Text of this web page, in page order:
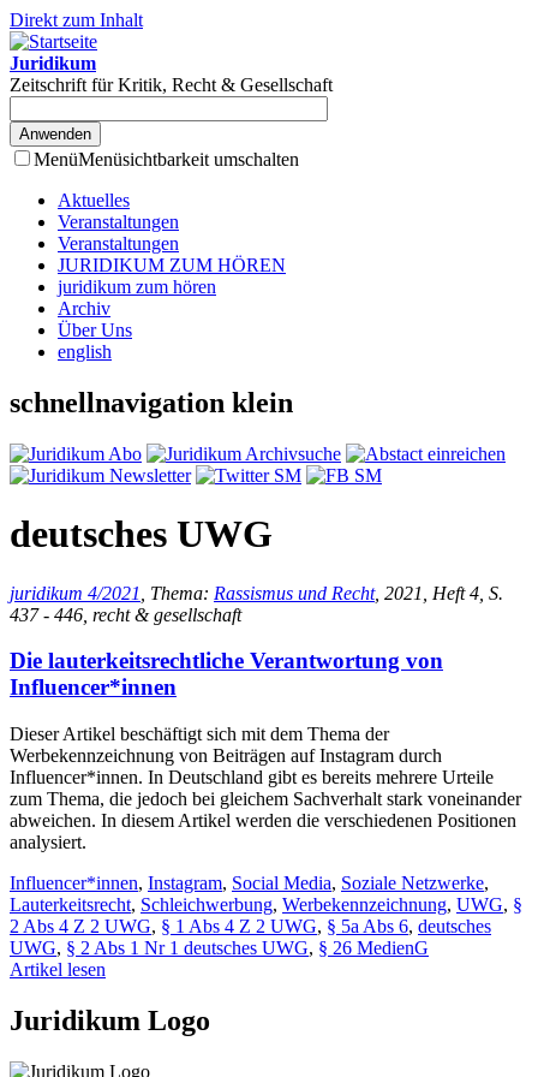
Direkt zum Inhalt
Juridikum
Zeitschrift für Kritik, Recht & Gesellschaft
MenüMenüsichtbarkeit umschalten
Aktuelles
Veranstaltungen
Veranstaltungen
JURIDIKUM ZUM HÖREN
juridikum zum hören
Archiv
Über Uns
english
schnellnavigation klein
deutsches UWG
juridikum 4/2021 , Thema: Rassismus und Recht, 2021, Heft 4, S.
437 - 446, recht & gesellschaft
Die lauterkeitsrechtliche Verantwortung von
Influencer*innen
Dieser Artikel beschäftigt sich mit dem Thema der
Werbekennzeichnung von Beiträgen auf Instagram durch
Influencer*innen. In Deutschland gibt es bereits mehrere Urteile
zum Thema, die jedoch bei gleichem Sachverhalt stark voneinander
abweichen. In diesem Artikel werden die verschiedenen Positionen
analysiert.
Influencer*innen, Instagram, Social Media, Soziale Netzwerke,
Lauterkeitsrecht, Schleichwerbung, Werbekennzeichnung, UWG, §
2 Abs 4 Z 2 UWG, § 1 Abs 4 Z 2 UWG, § 5a Abs 6, deutsches
UWG, § 2 Abs 1 Nr 1 deutsches UWG, § 26 MedienG
Artikel lesen
Juridikum Logo